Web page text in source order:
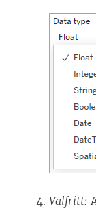
Valfritt: